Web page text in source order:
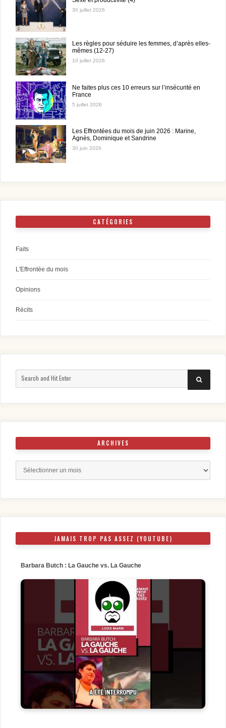
30 juillet 2026
Les règles pour séduire les femmes, d’après elles-
mêmes (12-27)
10 juillet 2026
Ne faites plus ces 10 erreurs sur l’insécurité en
France
5 juillet 2026
Les Effrontées du mois de juin 2026 : Marine,
Agnès, Dominique et Sandrine
30 juin 2026
CATÉGORIES
Faits
L'Effrontée du mois
Opinions
Récits
for:
SEARCH
ARCHIVES
JAMAIS TROP PAS ASSEZ (YOUTUBE)
Barbara Butch : La Gauche vs. La Gauche